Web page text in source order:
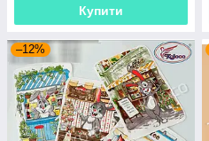
Купити
–12%